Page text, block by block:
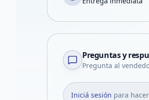
Preguntas y
Pregunta al
Iniciá sesión para